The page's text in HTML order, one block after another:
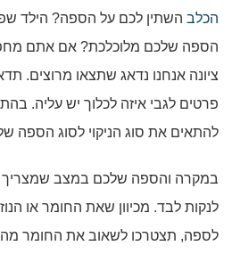
הכלב השתין לכם על הספה? הילד
הספה שלכם מלוכלכת? אם אתם
ציונה אנחנו נדאג שתצאו מרוצים.
פרטים לגבי איזה לכלוך יש עליה.
להתאים את סוג הניקוי לסוג הספה
במקרה והספה שלכם במצב שמצריך
לנקות לבד. מכיוון שאת החומר או
לספה, תצטרכו לשאוב את החומר